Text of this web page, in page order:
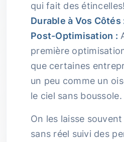
qui fait des étincelles!
Durable à Vos Côtés
Post-Optimisation :
première
que certaines
un peu comme un
le ciel sans boussole.
On les laisse
sans réel suivi des